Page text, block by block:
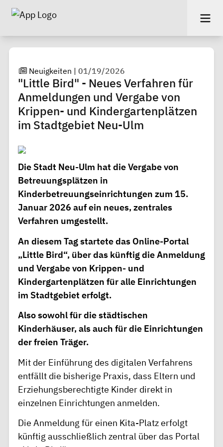
Neuigkeiten |01/19/2026
"Little Bird" - Neues Verfahren für
Anmeldungen und Vergabe von
Krippen- und Kindergartenplätzen
im Stadtgebiet Neu-Ulm
Die Stadt Neu-Ulm hat die Vergabe von
Betreuungsplätzen in
Kinderbetreuungseinrichtungen zum 15.
Januar 2026 auf ein neues, zentrales
Verfahren umgestellt.
An diesem Tag startete das Online-Portal
„Little Bird“, über das künftig die Anmeldung
und Vergabe von Krippen- und
Kindergartenplätzen für alle Einrichtungen
im Stadtgebiet erfolgt.
Also sowohl für die städtischen
Kinderhäuser, als auch für die Einrichtungen
der freien Träger.
Mit der Einführung des digitalen Verfahrens
entfällt die bisherige Praxis, dass Eltern und
Erziehungsberechtigte Kinder direkt in
einzelnen Einrichtungen anmelden.
Die Anmeldung für einen Kita-Platz erfolgt
künftig ausschließlich zentral über das Portal